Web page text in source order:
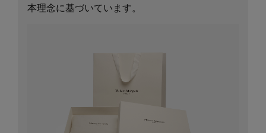
本理念に基づいています。